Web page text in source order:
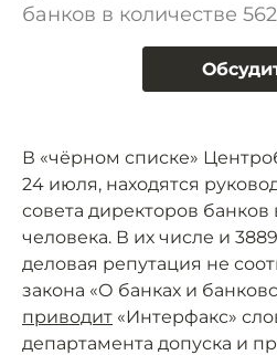
банков в количестве
В «чёрном списке»
24 июля, находятся
совета директоров банков
человека. В их числе и
деловая репутация не
закона «О банках и
приводит «Интерфакс»
департамента допуска и